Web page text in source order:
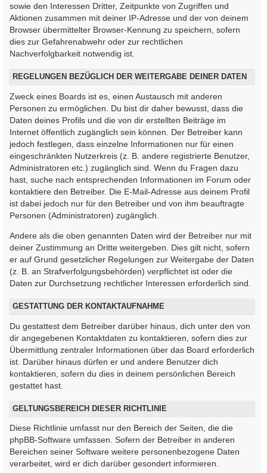
sowie den Interessen Dritter, Zeitpunkte von Zugriffen und
Aktionen zusammen mit deiner IP-Adresse und der von deinem
Browser übermittelter Browser-Kennung zu speichern, sofern
dies zur Gefahrenabwehr oder zur rechtlichen
Nachverfolgbarkeit notwendig ist.
REGELUNGEN BEZÜGLICH DER WEITERGABE DEINER DATEN
Zweck eines Boards ist es, einen Austausch mit anderen
Personen zu ermöglichen. Du bist dir daher bewusst, dass die
Daten deines Profils und die von dir erstellten Beiträge im
Internet öffentlich zugänglich sein können. Der Betreiber kann
jedoch festlegen, dass einzelne Informationen nur für einen
eingeschränkten Nutzerkreis (z. B. andere registrierte Benutzer,
Administratoren etc.) zugänglich sind. Wenn du Fragen dazu
hast, suche nach entsprechenden Informationen im Forum oder
kontaktiere den Betreiber. Die E-Mail-Adresse aus deinem Profil
ist dabei jedoch nur für den Betreiber und von ihm beauftragte
Personen (Administratoren) zugänglich.
Andere als die oben genannten Daten wird der Betreiber nur mit
deiner Zustimmung an Dritte weitergeben. Dies gilt nicht, sofern
er auf Grund gesetzlicher Regelungen zur Weitergabe der Daten
(z. B. an Strafverfolgungsbehörden) verpflichtet ist oder die
Daten zur Durchsetzung rechtlicher Interessen erforderlich sind.
GESTATTUNG DER KONTAKTAUFNAHME
Du gestattest dem Betreiber darüber hinaus, dich unter den von
dir angegebenen Kontaktdaten zu kontaktieren, sofern dies zur
Übermittlung zentraler Informationen über das Board erforderlich
ist. Darüber hinaus dürfen er und andere Benutzer dich
kontaktieren, sofern du dies in deinem persönlichen Bereich
gestattet hast.
GELTUNGSBEREICH DIESER RICHTLINIE
Diese Richtlinie umfasst nur den Bereich der Seiten, die die
phpBB-Software umfassen. Sofern der Betreiber in anderen
Bereichen seiner Software weitere personenbezogene Daten
verarbeitet, wird er dich darüber gesondert informieren.